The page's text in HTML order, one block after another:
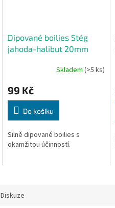
Dipované boilies Stég
jahoda-halibut 20mm
Skladem (>5 ks)
99 Kč
Do košíku
Silně dipované boilies s
okamžitou účinností.
Diskuze